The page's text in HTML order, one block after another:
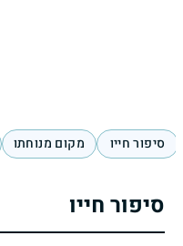
סיפור חייו מקום מנוחתו
סיפור חייו